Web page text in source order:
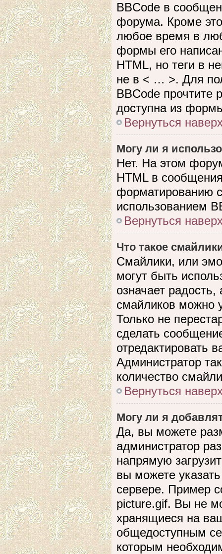
BBCode в
форума. Кроме
любое время в
формы его
HTML, но теги в
не в < … >. Для
BBCode прочтите
доступна из
Вернуться
Могу ли я
Нет. На этом
HTML в
форматированию
использованием
Вернуться
Что такое
Смайлики, или
могут быть
означает
смайликов можно
Только не
сделать
отредактировать
Администратор
количество
Вернуться
Могу ли я
Да, вы можете
администратор
напрямую
вы можете
сервере. Пример
picture.gif. Вы не
хранящиеся на
общедоступным
которым